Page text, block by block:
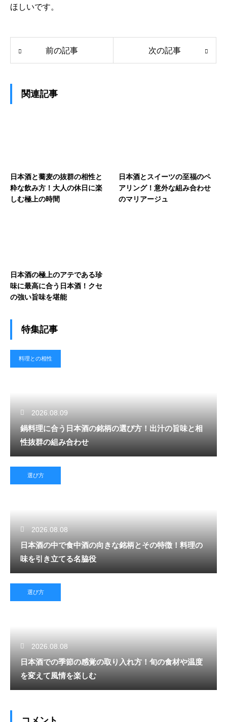
ほしいです。
前の記事 次の記事
関連記事
日本酒と蕎麦の抜群の相性と
粋な飲み方！大人の休日に楽
しむ極上の時間
日本酒とスイーツの至福のペ
アリング！意外な組み合わせ
のマリアージュ
日本酒の極上のアテである珍
味に最高に合う日本酒！クセ
の強い旨味を堪能
特集記事
料理との相性
2026.08.09
鍋料理に合う日本酒の銘柄の選び方！出汁の旨味と相
性抜群の組み合わせ
選び方
2026.08.08
日本酒の中で食中酒の向きな銘柄とその特徴！料理の
味を引き立てる名脇役
選び方
2026.08.08
日本酒での季節の感覚の取り入れ方！旬の食材や温度
を変えて風情を楽しむ